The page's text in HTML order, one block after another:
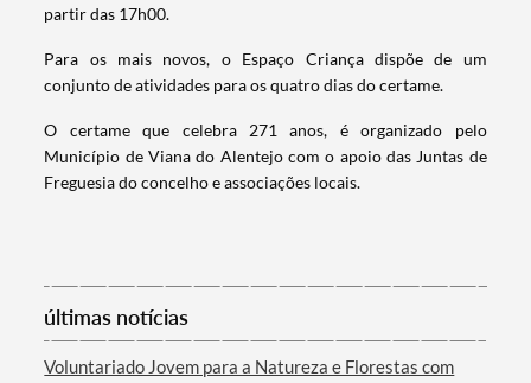
Categorias gerais
Filtros
partir das 17h00.
Para os mais novos, o Espaço Criança dispõe de um
conjunto de atividades para os quatro dias do certame.
O certame que celebra 271 anos, é organizado pelo
Município de Viana do Alentejo com o apoio das Juntas de
Freguesia do concelho e associações locais.
últimas notícias
Voluntariado Jovem para a Natureza e Florestas com